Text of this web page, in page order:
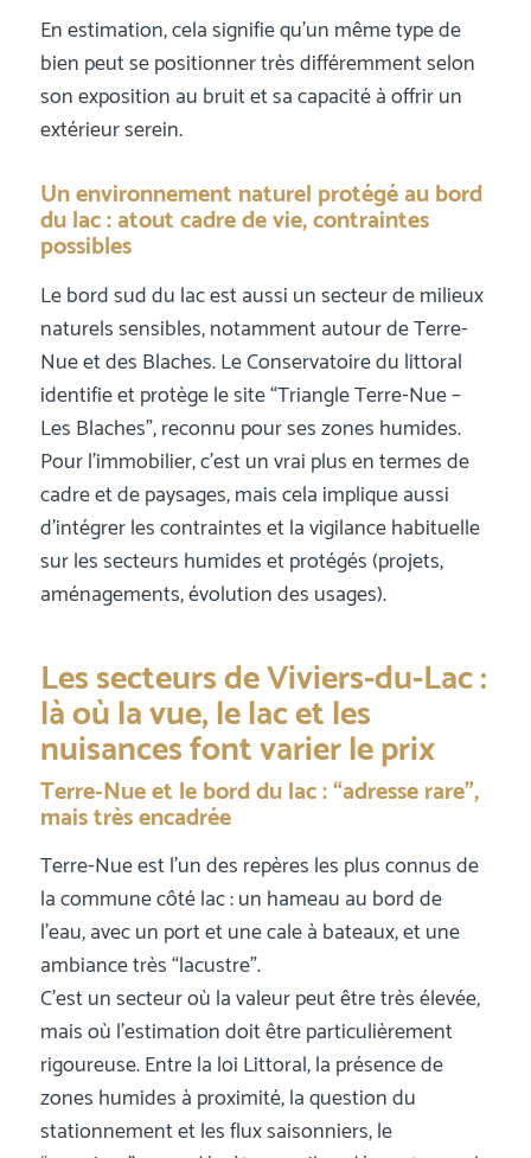
En estimation, cela signifie qu’un même type de
bien peut se positionner très différemment selon
son exposition au bruit et sa capacité à offrir un
extérieur serein.
Un environnement naturel protégé au bord
du lac : atout cadre de vie, contraintes
possibles
Le bord sud du lac est aussi un secteur de milieux
naturels sensibles, notamment autour de Terre-
Nue et des Blaches. Le Conservatoire du littoral
identifie et protège le site “Triangle Terre-Nue –
Les Blaches”, reconnu pour ses zones humides.
Pour l’immobilier, c’est un vrai plus en termes de
cadre et de paysages, mais cela implique aussi
d’intégrer les contraintes et la vigilance habituelle
sur les secteurs humides et protégés (projets,
aménagements, évolution des usages).
Les secteurs de Viviers-du-Lac :
là où la vue, le lac et les
nuisances font varier le prix
Terre-Nue et le bord du lac : “adresse rare”,
mais très encadrée
Terre-Nue est l’un des repères les plus connus de
la commune côté lac : un hameau au bord de
l’eau, avec un port et une cale à bateaux, et une
ambiance très “lacustre”.
C’est un secteur où la valeur peut être très élevée,
mais où l’estimation doit être particulièrement
rigoureuse. Entre la loi Littoral, la présence de
zones humides à proximité, la question du
stationnement et les flux saisonniers, le